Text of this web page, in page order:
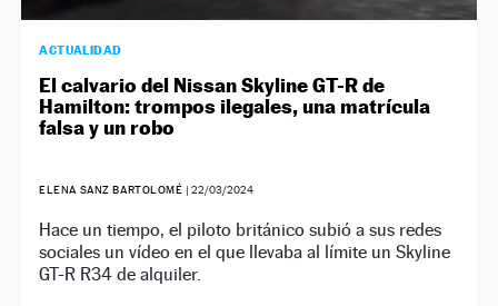
ACTUALIDAD
El calvario del Nissan Skyline GT-R de
Hamilton: trompos ilegales, una matrícula
falsa y un robo
ELENA SANZ BARTOLOMÉ | 22/03/2024
Hace un tiempo, el piloto británico subió a sus redes
sociales un vídeo en el que llevaba al límite un Skyline
GT-R R34 de alquiler.